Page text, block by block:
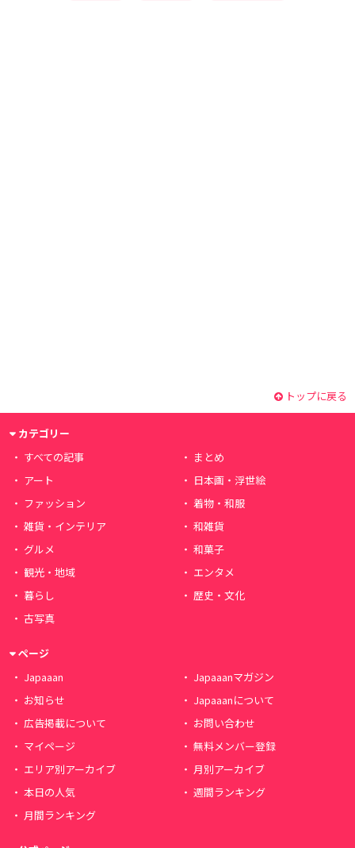
トップに戻る
カテゴリー
すべての記事
まとめ
アート
日本画・浮世絵
ファッション
着物・和服
雑貨・インテリア
和雑貨
グルメ
和菓子
観光・地域
エンタメ
暮らし
歴史・文化
古写真
ページ
Japaaan
Japaaanマガジン
お知らせ
Japaaanについて
広告掲載について
お問い合わせ
マイページ
無料メンバー登録
エリア別アーカイブ
月別アーカイブ
本日の人気
週間ランキング
月間ランキング